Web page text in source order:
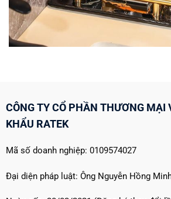
CÔNG TY CỔ PHẦN THƯƠNG MẠI
KHẨU RATEK
Mã số doanh nghiệp: 0109574027
Đại diện pháp luật: Ông Nguyễn Hồng